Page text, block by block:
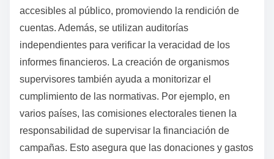
accesibles al público, promoviendo la rendición de
cuentas. Además, se utilizan auditorías
independientes para verificar la veracidad de los
informes financieros. La creación de organismos
supervisores también ayuda a monitorizar el
cumplimiento de las normativas. Por ejemplo, en
varios países, las comisiones electorales tienen la
responsabilidad de supervisar la financiación de
campañas. Esto asegura que las donaciones y gastos